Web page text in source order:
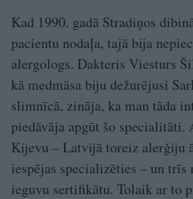
Kad 1990. gadā Stradiņos
pacientu nodaļa, tajā bija
alergologs. Dakteris Viesturs
kā medmāsa biju dežurējusi
slimnīcā, zināja, ka man tāda
piedāvāja apgūt šo specialitāti.
Kijevu – Latvijā toreiz alerģiju
iespējas specializēties – un trīs
ieguvu sertifikātu. Tolaik ar to